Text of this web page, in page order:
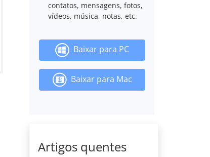
contatos, mensagens, fotos,
vídeos, música, notas, etc.
Baixar para PC
Baixar para Mac
Artigos quentes